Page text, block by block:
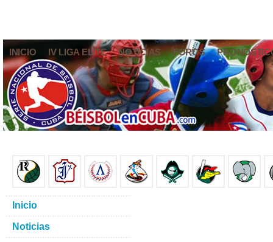
INICIO IV LIGA ELITE NOTICIAS FOROS
Inicio
Noticias